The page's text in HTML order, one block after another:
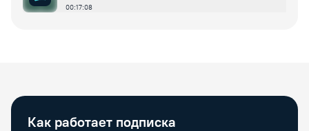
00:17:08
Как работает подписка